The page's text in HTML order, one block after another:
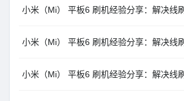
小米（Mi） 平板6 刷机经验分享：解决线
小米（Mi） 平板6 刷机经验分享：解决线
小米（Mi） 平板6 刷机经验分享：解决线